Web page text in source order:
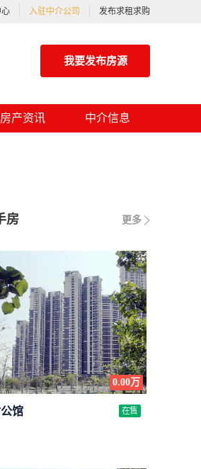
入驻中介公司 发布求租求购
我要发布房源
房产资讯 中介信息
更多
房
0.00万
馆 在售